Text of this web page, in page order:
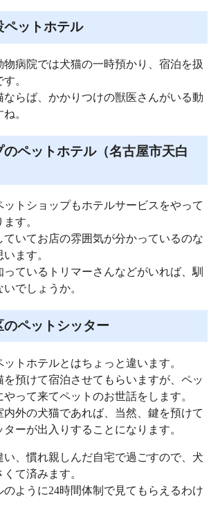
ペットホテル
病院では犬猫の一時預かり、宿泊を扱
。
らば、かかりつけの獣医さんがいる動
。
ペットホテル（名古屋市天白
トショップもホテルサービスをやって
す。
いてお店の雰囲気が分かっているのな
ます。
ているトリマーさんなどがいれば、馴
でしょうか。
ペットシッター
トホテルとはちょっと違います。
預けて宿泊させてもらいますが、ペッ
やって来てペットのお世話をします。
外の犬猫であれば、当然、鍵を預けて
ーが出入りすることになります。
、慣れ親しんだ自宅で過ごすので、犬
て済みます。
のように24時間体制で見てもらえるわけ